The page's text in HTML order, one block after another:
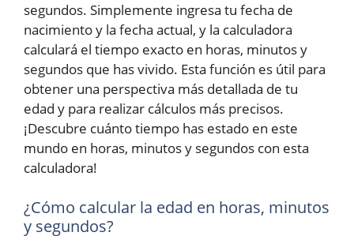
segundos. Simplemente ingresa tu fecha de
nacimiento y la fecha actual, y la calculadora
calculará el tiempo exacto en horas, minutos y
segundos que has vivido. Esta función es útil para
obtener una perspectiva más detallada de tu
edad y para realizar cálculos más precisos.
¡Descubre cuánto tiempo has estado en este
mundo en horas, minutos y segundos con esta
calculadora!
¿Cómo calcular la edad en horas, minutos
y segundos?